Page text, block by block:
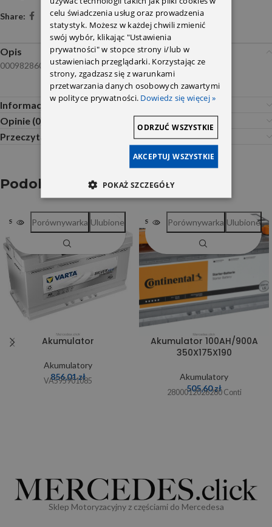
Share:
Opis
0009828604
Informacje dodatkowe
Opinie (0)
Przeczytaj Przed Zakupem
Podobne produkty
SOLD OUT
Akumulator
Akumulatory
856,01zł
VA595901085
Porównywarka Ulubione SOLD OUT
Akumulator 100AH/900A
350X175X190
Akumulatory
505,60zł
2800012026280 Conti
Porównywarka Ulubione
Sklep Motoryzacyjny z częściami do Mercedesa
celu świadczenia usług oraz prowadzenia
statystyk. Możesz w każdej chwili zmienić
swój wybór, klikając "Ustawienia
prywatności" w stopce strony i/lub w
ustawieniach przeglądarki. Korzystając ze
strony, zgadzasz się z warunkami
przetwarzania danych osobowych zawartymi
w polityce prywatności. Dowiedz się więcej »
AKCEPTUJ WSZYSTKIE
ODRZUĆ WSZYSTKIE
POKAŻ SZCZEGÓŁY